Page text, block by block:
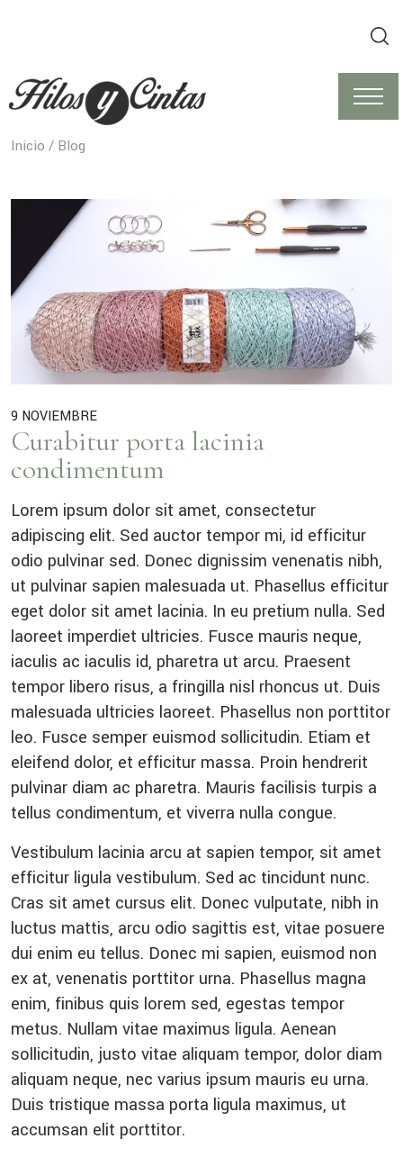
Inicio / Blog
9 NOVIEMBRE
Curabitur porta lacinia
condimentum
Lorem ipsum dolor sit amet, consectetur
adipiscing elit. Sed auctor tempor mi, id efficitur
odio pulvinar sed. Donec dignissim venenatis nibh,
ut pulvinar sapien malesuada ut. Phasellus efficitur
eget dolor sit amet lacinia. In eu pretium nulla. Sed
laoreet imperdiet ultricies. Fusce mauris neque,
iaculis ac iaculis id, pharetra ut arcu. Praesent
tempor libero risus, a fringilla nisl rhoncus ut. Duis
malesuada ultricies laoreet. Phasellus non porttitor
leo. Fusce semper euismod sollicitudin. Etiam et
eleifend dolor, et efficitur massa. Proin hendrerit
pulvinar diam ac pharetra. Mauris facilisis turpis a
tellus condimentum, et viverra nulla congue.
Vestibulum lacinia arcu at sapien tempor, sit amet
efficitur ligula vestibulum. Sed ac tincidunt nunc.
Cras sit amet cursus elit. Donec vulputate, nibh in
luctus mattis, arcu odio sagittis est, vitae posuere
dui enim eu tellus. Donec mi sapien, euismod non
ex at, venenatis porttitor urna. Phasellus magna
enim, finibus quis lorem sed, egestas tempor
metus. Nullam vitae maximus ligula. Aenean
sollicitudin, justo vitae aliquam tempor, dolor diam
aliquam neque, nec varius ipsum mauris eu urna.
Duis tristique massa porta ligula maximus, ut
accumsan elit porttitor.